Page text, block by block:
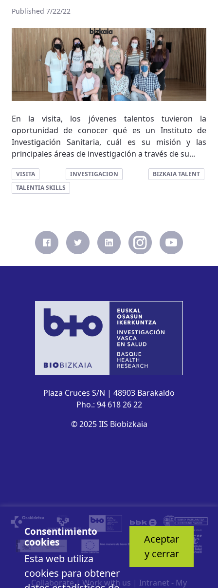
Published 7/22/22
En la visita, los jóvenes talentos tuvieron la
oportunidad de conocer qué es un Instituto de
Investigación Sanitaria, cuál es su misión y las
principales áreas de investigación a través de su...
VISITA INVESTIGACION
BIZKAIA TALENT
TALENTIA SKILLS
Plaza Cruces S/N | 48903 Barakaldo
Pho.: 94 618 26 22
© 2025 IIS Biobizkaia
Consentimiento
cookies
Esta web utiliza
cookies para obtener
Aceptar
y cerrar
Collaborate| Work with us | Intranet - My